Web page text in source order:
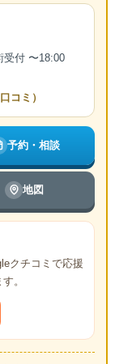
受付 〜18:00
コミ）
予約・相談
地図
クチコミで応援
。